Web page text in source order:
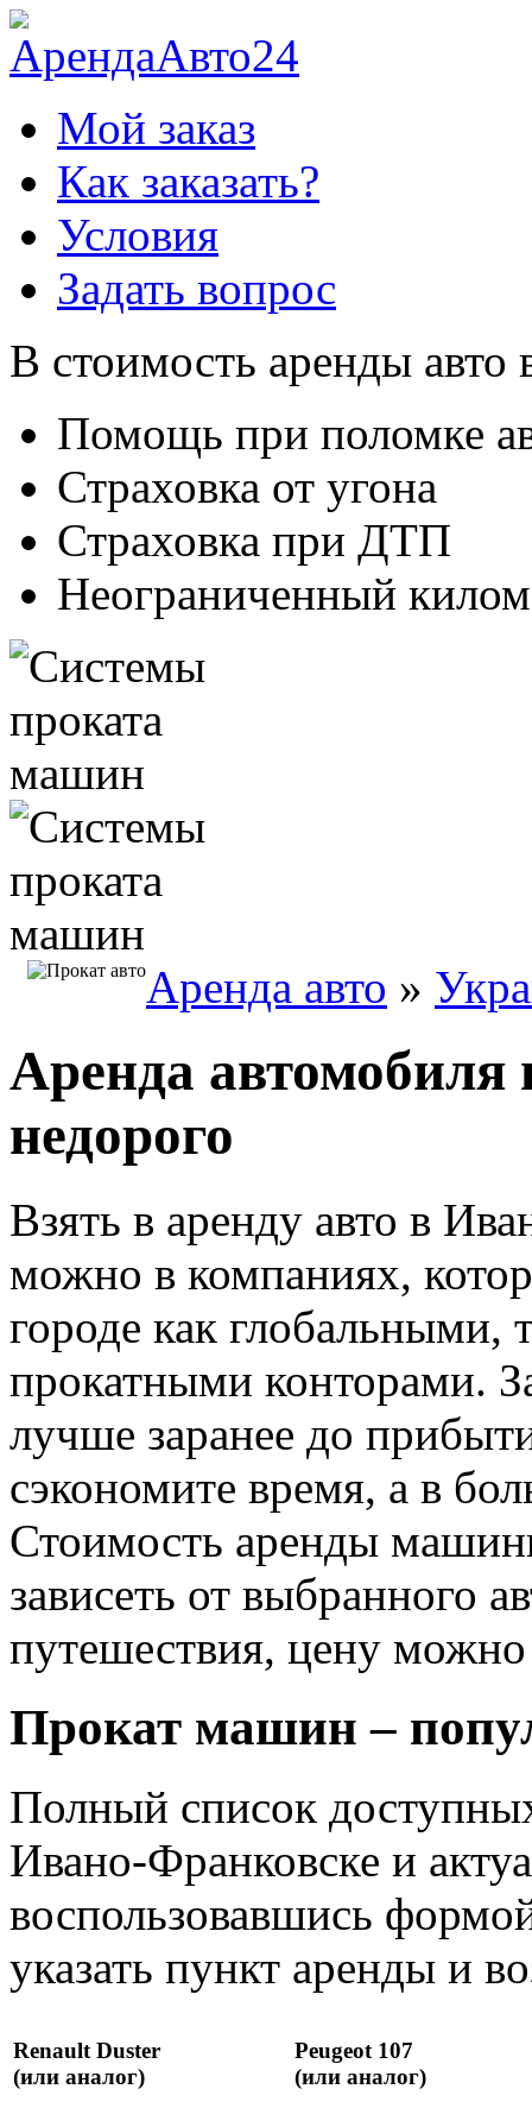
Мой заказ
Как заказать?
Условия
Задать вопрос
В стоимость аренды авто
Помощь при поломке
Страховка от угона
Страховка при ДТП
Неограниченный
Аренда авто »
Аренда
недорого
Взять в аренду авто в
можно в компаниях,
городе как
прокатными конторами.
лучше заранее до
сэкономите время, а в
Стоимость аренды
зависеть от выбранного
путешествия, цену можно
Прокат машин –
Полный список
Ивано-Франковске и
воспользовавшись
указать пункт аренды и
Renault Duster
(или аналог)
Peugeot 107
(или аналог)